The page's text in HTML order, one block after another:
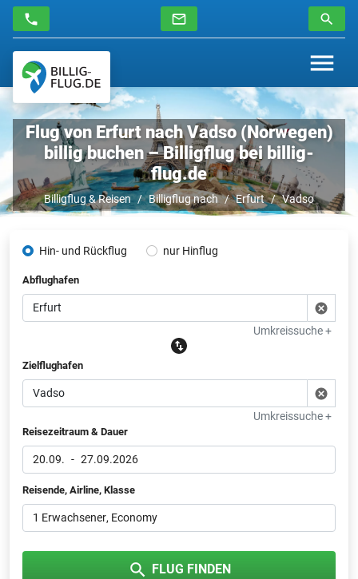
Flug von Erfurt nach Vadso (Norwegen)
billig buchen – Billigflug bei billig-
flug.de
Billigflug & Reisen Billigflug nach Erfurt Vadso
Hin- und Rückflug nur Hinflug
Abflughafen
Umkreissuche +
Zielflughafen
Umkreissuche +
Reisezeitraum & Dauer
20.09. - 27.09.2026
Reisende, Airline, Klasse
1 Erwachsener, Economy
FLUG FINDEN